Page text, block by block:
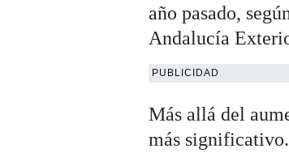
año pasado,
Andalucía
PUBLICIDAD
Más allá del
más